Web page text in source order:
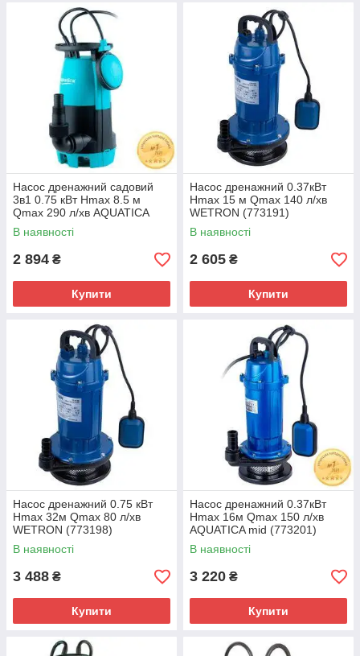
Насос дренажний садовий
3в1 0.75 кВт Hmax 8.5 м
Qmax 290 л/хв AQUATICA
XKJa750E (773134)
В наявності
2 894 ₴
Купити
Насос дренажний 0.37кВт
Hmax 15 м Qmax 140 л/хв
WETRON (773191)
В наявності
2 605 ₴
Купити
Насос дренажний 0.75 кВт
Hmax 32м Qmax 80 л/хв
WETRON (773198)
В наявності
3 488 ₴
Купити
Насос дренажний 0.37кВт
Hmax 16м Qmax 150 л/хв
AQUATICA mid (773201)
В наявності
3 220 ₴
Купити